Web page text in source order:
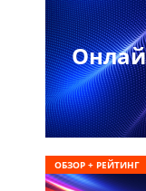
ОБЗОР + РЕЙТИНГ